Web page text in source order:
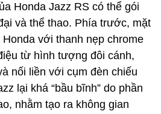
Honda Jazz RS có thể gói
và thể thao. Phía trước, mặt
với thanh nẹp chrome
từ hình tượng đôi cánh,
nối liền với cụm đèn chiếu
lại khá “bầu bĩnh” do phần
nhằm tạo ra không gian